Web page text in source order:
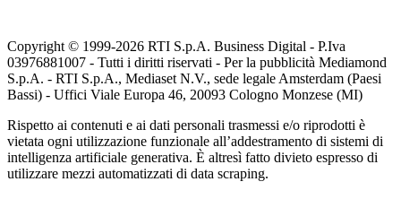
Copyright © 1999-2026 RTI S.p.A. Business Digital - P.Iva
03976881007 - Tutti i diritti riservati - Per la pubblicità Mediamond
S.p.A. - RTI S.p.A., Mediaset N.V., sede legale Amsterdam (Paesi
Bassi) - Uffici Viale Europa 46, 20093 Cologno Monzese (MI)
Rispetto ai contenuti e ai dati personali trasmessi e/o riprodotti è
vietata ogni utilizzazione funzionale all’addestramento di sistemi di
intelligenza artificiale generativa. È altresì fatto divieto espresso di
utilizzare mezzi automatizzati di data scraping.